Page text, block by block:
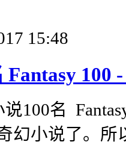
15:48
100
100名
幻小说了。